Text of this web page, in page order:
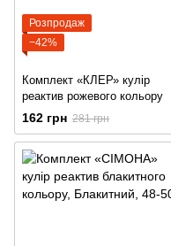
Розпродаж
−42%
Комплект «КЛЕР» кулір
реактив рожевого кольору
162 грн 281 грн